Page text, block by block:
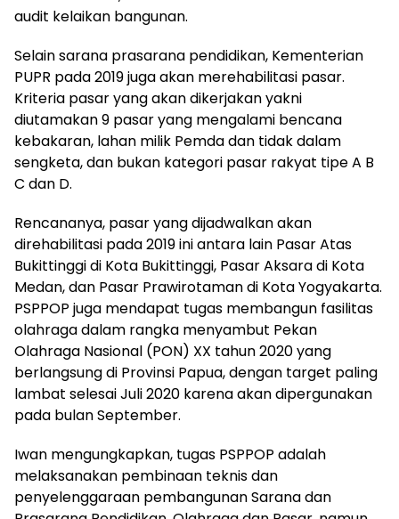
audit kelaikan bangunan.
Selain sarana prasarana pendidikan, Kementerian
PUPR pada 2019 juga akan merehabilitasi pasar.
Kriteria pasar yang akan dikerjakan yakni
diutamakan 9 pasar yang mengalami bencana
kebakaran, lahan milik Pemda dan tidak dalam
sengketa, dan bukan kategori pasar rakyat tipe A B
C dan D.
Rencananya, pasar yang dijadwalkan akan
direhabilitasi pada 2019 ini antara lain Pasar Atas
Bukittinggi di Kota Bukittinggi, Pasar Aksara di Kota
Medan, dan Pasar Prawirotaman di Kota Yogyakarta.
PSPPOP juga mendapat tugas membangun fasilitas
olahraga dalam rangka menyambut Pekan
Olahraga Nasional (PON) XX tahun 2020 yang
berlangsung di Provinsi Papua, dengan target paling
lambat selesai Juli 2020 karena akan dipergunakan
pada bulan September.
Iwan mengungkapkan, tugas PSPPOP adalah
melaksanakan pembinaan teknis dan
penyelenggaraan pembangunan Sarana dan